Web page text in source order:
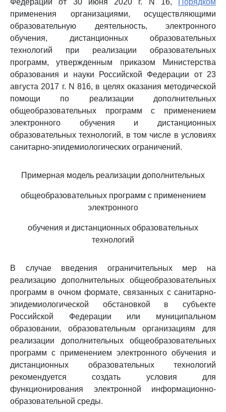
Федерации от 30 июня 2020 г. N 16,
Порядком
применения организациями, осуществляющими
образовательную деятельность, электронного
обучения, дистанционных образовательных
технологий при реализации образовательных
программ, утвержденным приказом Министерства
образования и науки Российской Федерации от 23
августа 2017 г. N 816, в целях оказания методической
помощи по реализации дополнительных
общеобразовательных программ с применением
электронного обучения и дистанционных
образовательных технологий, в том числе в условиях
санитарно-эпидемиологических ограничений.
Примерная модель реализации дополнительных
общеобразовательных программ с применением
электронного
обучения и дистанционных образовательных
технологий
В случае введения ограничительных мер на
реализацию дополнительных общеобразовательных
программ в очном формате, связанных с санитарно-
эпидемиологической обстановкой в субъекте
Российской Федерации или муниципальном
образовании, образовательным организациям для
реализации дополнительных общеобразовательных
программ с применением электронного обучения и
дистанционных образовательных технологий
рекомендуется создать условия для
функционирования электронной информационно-
образовательной среды.